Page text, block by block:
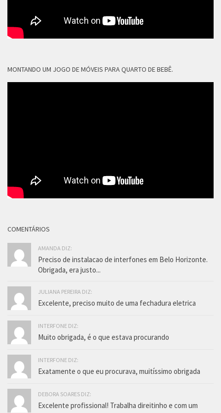
MONTANDO UM JOGO DE MÓVEIS PARA QUARTO DE BEBÊ.
COMENTÁRIOS
AMANDA DIZ:
Preciso de instalacao de interfones em Belo Horizonte.
Obrigada, era justo...
JULIANA PEREIRA DIZ:
Excelente, preciso muito de uma fechadura eletrica
INTERFONE DIZ:
Muito obrigada, é o que estava procurando
INTERFONE DIZ:
Exatamente o que eu procurava, muitíssimo obrigada
DEBORA SOARES DIZ:
Excelente profissional! Trabalha direitinho e com um